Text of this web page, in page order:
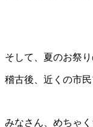
そして、夏のお祭り
稽古後、近くの市
みなさん、めちゃく